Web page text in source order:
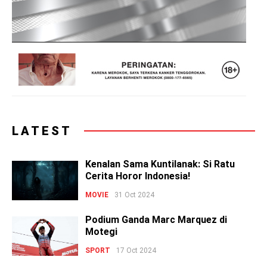
LATEST
Kenalan Sama Kuntilanak: Si Ratu
Cerita Horor Indonesia!
MOVIE 31 Oct 2024
Podium Ganda Marc Marquez di
Motegi
SPORT 17 Oct 2024